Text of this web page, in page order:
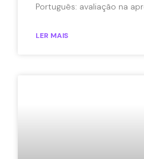
Português: avaliação na
LER MAIS